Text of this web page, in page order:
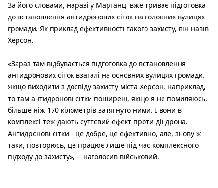
За його словами, наразі у Марганці вже триває підготовка
до встановлення антидронових сіток на головних вулицях
громади. Як приклад ефективності такого захисту, він навів
Херсон.
«Зараз там відбувається підготовка до встановлення
антидронових сіток взагалі на основних вулицях громади.
Якщо виходити з досвіду захисту міста Херсон, наприклад,
то там антидронові сітки поширені, якщо я не помиляюсь,
більше ніж 170 кілометрів затягнуто ними. І вони в
комплексі теж дають суттєвий ефект проти дії дрона.
Антидронові сітки - це добре, це ефективно, але, знову ж
таки, повторюсь, це працює лише під час комплексного
підходу до захисту», - наголосив військовий.